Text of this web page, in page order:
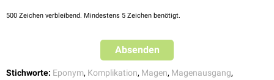
Dyspnoe
Schläfrigkeit,Apathie +3
500 Zeichen verbleibend. Mindestens 5 Zeichen benötigt.
Absenden
Stichworte: Eponym, Komplikation, Magen, Magenausgang,